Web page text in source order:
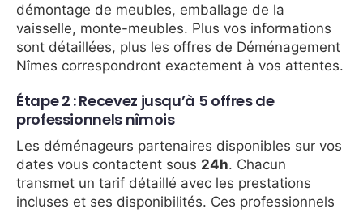
démontage de meubles, emballage de la
vaisselle, monte-meubles. Plus vos informations
sont détaillées, plus les offres de Déménagement
Nîmes correspondront exactement à vos attentes.
Étape 2 : Recevez jusqu’à 5 offres de
professionnels nîmois
Les déménageurs partenaires disponibles sur vos
dates vous contactent sous 24h. Chacun
transmet un tarif détaillé avec les prestations
incluses et ses disponibilités. Ces professionnels